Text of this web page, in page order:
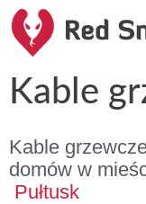
Kable
Kable
domów w
Pułtusk